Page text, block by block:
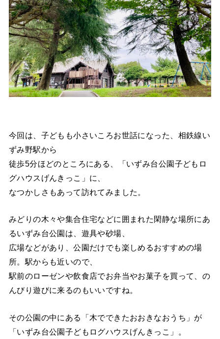
今回は、子どもも小さいころお世話になった、相鉄線い
ずみ野駅から
徒歩5分ほどのところにある、「いずみ台公園子どもロ
グハウスげんきっこ」に、
なつかしさもあって訪れてみました。
みどりの木々や集合住宅などに囲まれた閑静な場所にあ
るいずみ台公園は、遊具や砂場、
広場などがあり、公園だけでも楽しめるおすすめの場
所。駅からも近いので、
駅前のローゼンや飲食店でお弁当やお菓子を買って、の
んびり遊びに来るのもいいですね。
その公園の中にある「木でできたおおきなおうち」が
「いずみ台公園子どもログハウスげんきっこ」。